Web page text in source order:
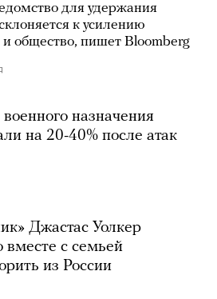
для удержания
к усилению
и общество, пишет Bloomberg
назначения
на 20-40% после атак
Джастас Уолкер
вместе с семьей
из России